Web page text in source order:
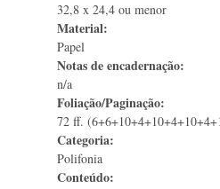
32,8 x 24,4 ou menor
Material:
Papel
Notas de encadernação:
n/a
Foliação/Paginação:
72 ff.
Categoria:
Polifonia
Conteúdo: